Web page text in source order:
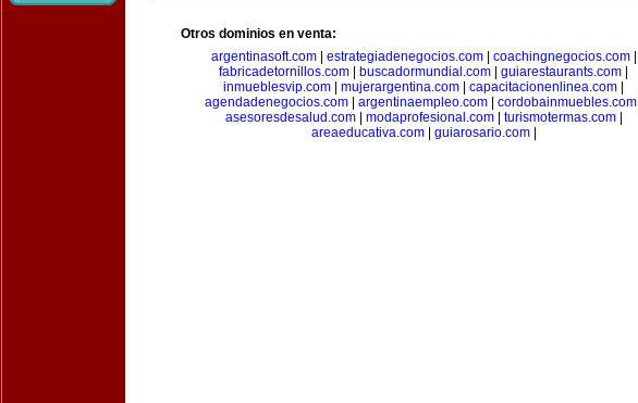
Otros dominios en venta:
argentinasoft.com| estrategiadenegocios.com| coachingnegocios.com|
fabricadetornillos.com
buscadormundial.com guiarestaurants.com
inmueblesvip.com
mujerargentina.com capacitacionenlinea.com
agendadenegocios.com| argentinaempleo.com| cordobainmuebles.com|
asesoresdesalud.com| modaprofesional.com| turismotermas.com|
areaeducativa.com| guiarosario.com|